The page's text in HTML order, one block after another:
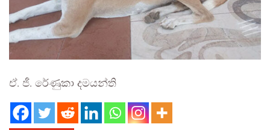
ඒ. ජී. රේණුකා දමයන්ති